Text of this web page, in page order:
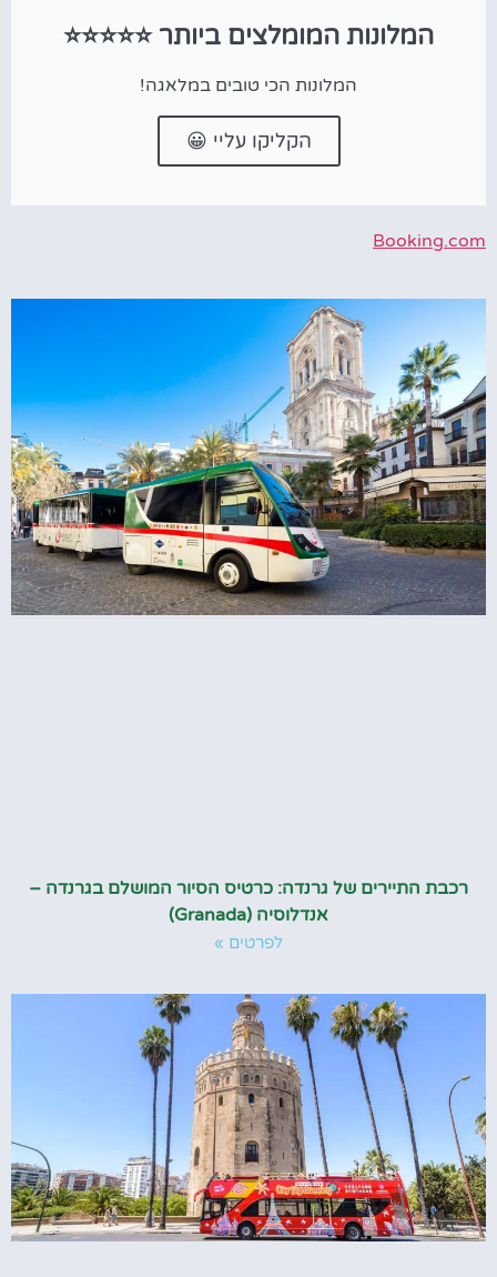
המלונות המומלצים ביותר ⭐⭐⭐⭐⭐
המלונות הכי טובים במלאגה!
הקליקו עליי 😀
Booking.com
רכבת התיירים של גרנדה: כרטיס הסיור המושלם בגרנדה –
אנדלוסיה (Granada)
לפרטים »